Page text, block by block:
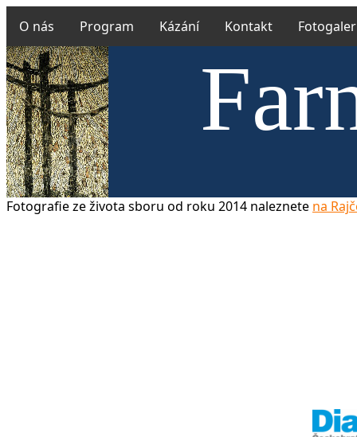
O nás Program Kázání Kontakt
Fotografie ze života sboru od roku 2014 naleznete na